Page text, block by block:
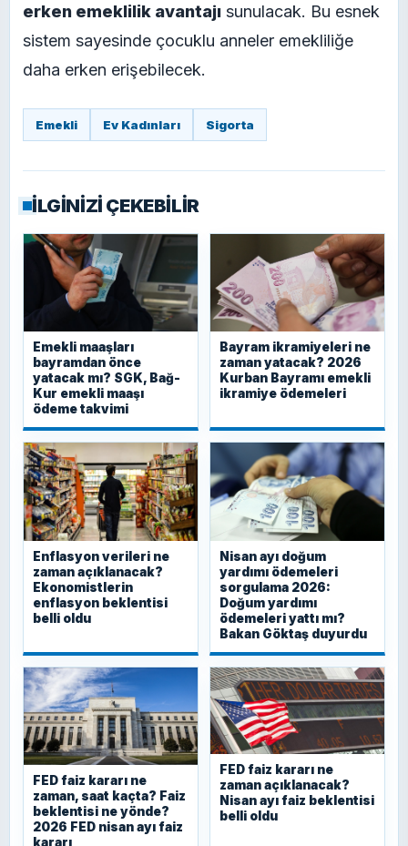
erken emeklilik avantajı sunulacak. Bu esnek
sistem sayesinde çocuklu anneler emekliliğe
daha erken erişebilecek.
Emekli Ev Kadınları Sigorta
İLGİNİZİ ÇEKEBİLİR
Emekli maaşları
bayramdan önce
yatacak mı? SGK, Bağ-
Kur emekli maaşı
ödeme takvimi
Bayram ikramiyeleri ne
zaman yatacak? 2026
Kurban Bayramı emekli
ikramiye ödemeleri
Enflasyon verileri ne
zaman açıklanacak?
Ekonomistlerin
enflasyon beklentisi
belli oldu
Nisan ayı doğum
yardımı ödemeleri
sorgulama 2026:
Doğum yardımı
ödemeleri yattı mı?
Bakan Göktaş duyurdu
FED faiz kararı ne
zaman, saat kaçta? Faiz
beklentisi ne yönde?
2026 FED nisan ayı faiz
kararı
FED faiz kararı ne
zaman açıklanacak?
Nisan ayı faiz beklentisi
belli oldu